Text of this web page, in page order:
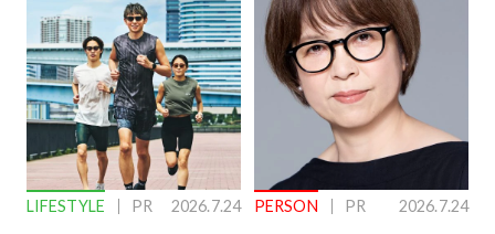
ーケアとは
LIFESTYLE PR 2026.7.24 PERSON PR 2026.7.24